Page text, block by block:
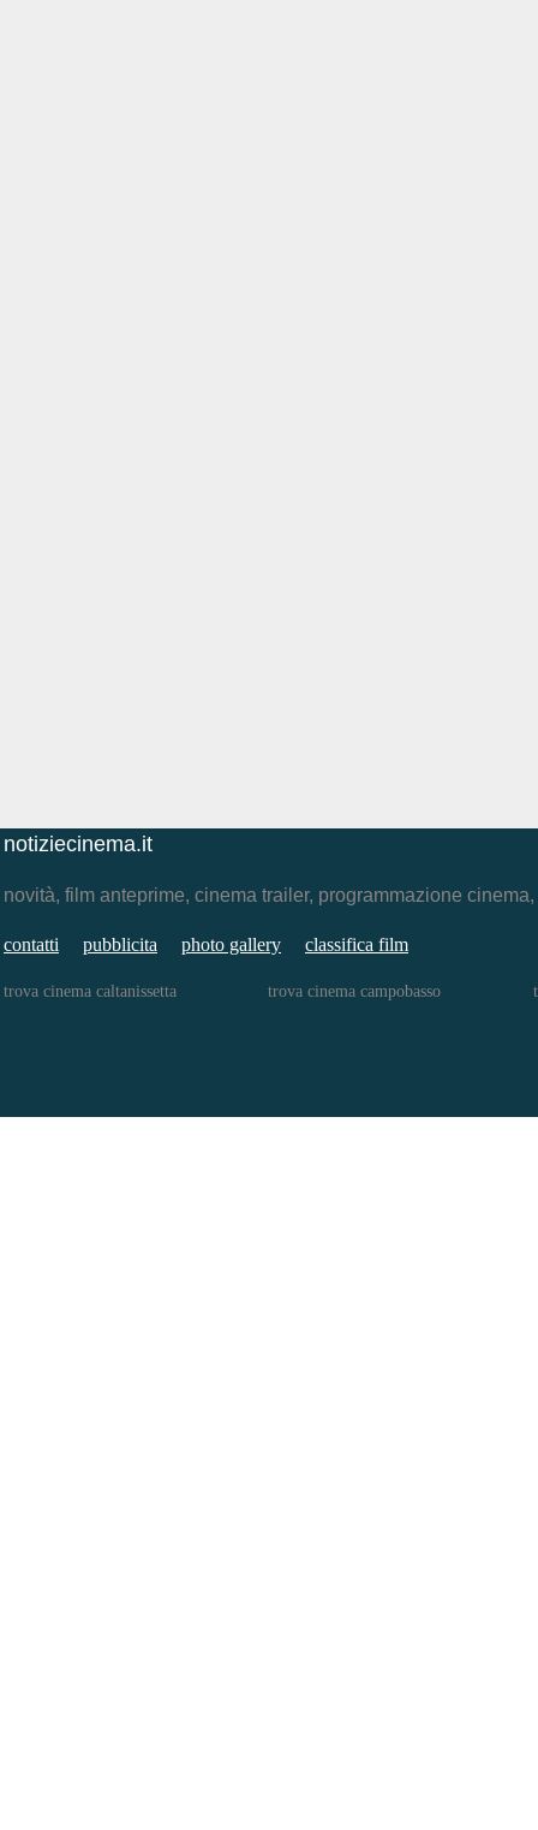
notiziecinema.it
novità, film anteprime, cinema trailer, programmazione
contatti pubblicita photo gallery classifica film
trova cinema caltanissetta trova cinema campobasso